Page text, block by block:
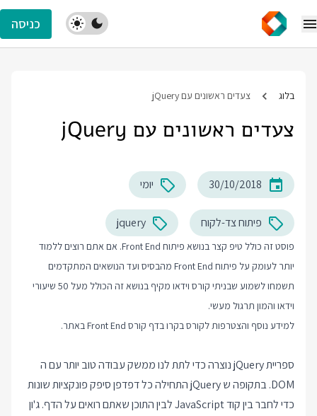
כניסה
בלוג צעדים ראשונים עם jQuery
צעדים ראשונים עם jQuery
30/10/2018 יומי
פיתוח צד-לקוח jquery
פוסט זה כולל טיפ קצר בנושא פיתוח Front End. אם אתם רוצים ללמוד
יותר לעומק על פיתוח Front End מהבסיס ועד הנושאים המתקדמים
תשמחו לשמוע שבניתי קורס וידאו מקיף בנושא זה הכולל מעל 50 שיעורי
וידאו והמון תרגול מעשי.
למידע נוסף והצטרפות לקורס בקרו בדף קורס Front End באתר.
ספריית jQuery נוצרה כדי לתת לנו ממשק עבודה טוב יותר עם ה
DOM. בתקופה ש jQuery התחילה כל דפדפן סיפק פונקציות שונות
כדי לחבר בין קוד JavaScript לבין התוכן שאתם רואים על הדף. ג'ון